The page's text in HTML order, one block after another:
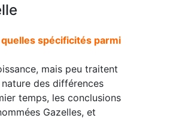
spécificités parmi
mais peu traitent
des différences
temps, les conclusions
Gazelles, et